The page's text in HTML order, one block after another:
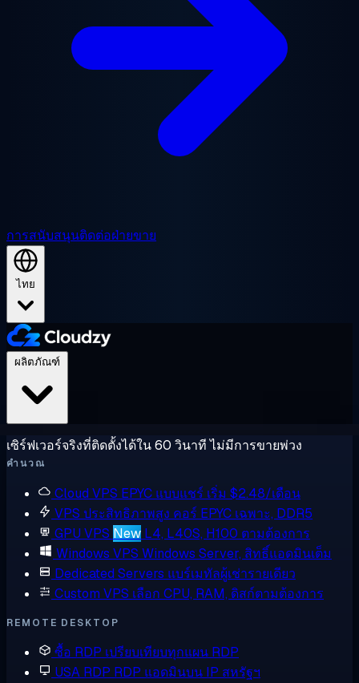
การสนับสนุนติดต่อฝ่ายขาย
ไทย
เซิร์ฟเวอร์จริงที่ติดตั้งได้ใน 60 วินาที ไม่มีการขายพ่วง
คำนวณ
Cloud VPS EPYC แบบแชร์ เริ่ม $2.48/เดือน
VPS ประสิทธิภาพสูง คอร์ EPYC เฉพาะ, DDR5
GPU VPS New L4, L40S, H100 ตามต้องการ
Windows VPS Windows Server, สิทธิ์แอดมินเต็ม
Dedicated Servers แบร์เมทัลผู้เช่ารายเดียว
Custom VPS เลือก CPU, RAM, ดิสก์ตามต้องการ
REMOTE DESKTOP
ซื้อ RDP เปรียบเทียบทุกแผน RDP
USA RDP RDP แอดมินบน IP สหรัฐฯ